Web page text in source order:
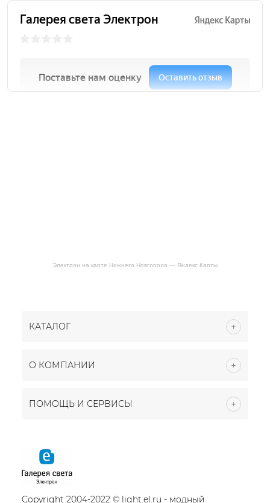
Электрон на карте Нижнего Новгорода — Яндекс Карты
КАТАЛОГ
О КОМПАНИИ
ПОМОЩЬ И СЕРВИСЫ
Copyright 2004-2022 © light.el.ru - модный